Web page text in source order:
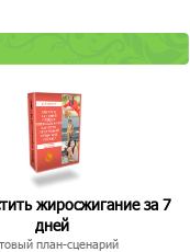
жиросжигание за 7
дней
план-сценарий